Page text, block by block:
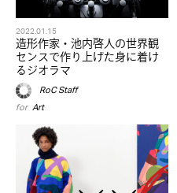
2022.01.15
造形作家・池内啓人の世界観
センスで作り上げた身に着け
るジオラマ
RoC Staff
for Art